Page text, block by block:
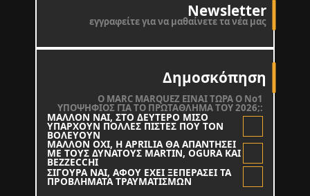
Newsletter
εγγραφείτε για να μαθαίνετε τα νέα μας
Δημοσκόπηση
O MARC MARQUEZ ΕΙΝΑΙ ΤΩΡΑ Ο Νο1
ΥΠΟΨΗΦΙΟΣ ΓΙΑ ΤΟ ΠΡΩΤΑΘΛΗΜΑ ΤΟΥ 2026;:
ΜΑΛΛΟΝ ΝΑΙ, ΣΤΟ ΔΕΥΤΕΡΟ ΜΙΣΟ
ΥΠΑΡΧΟΥΝ ΠΟΛΛΕΣ ΠΙΣΤΕΣ ΠΟΥ ΤΟΝ
ΒΟΛΕΥΟΥΝ
ΜΑΛΛΟΝ ΟΧΙ, Η APRILIA ΘΑ ΑΠΑΝΤΗΣΕΙ
ΜΕ ΤΟΥΣ ΔΥΝΑΤΟΥΣ MARTIN, OGURA KAI
BEZZECCHI
ΣΙΓΟΥΡΑ ΝΑΙ, ΑΦΟΥ ΕΧΕΙ ΞΕΠΕΡΑΣΕΙ ΤΑ
ΠΡΟΒΛΗΜΑΤΑ ΤΡΑΥΜΑΤΙΣΜΩΝ